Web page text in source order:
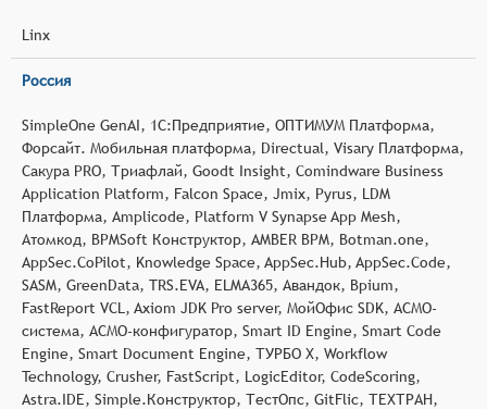
Linx
Россия
SimpleOne GenAI, 1С:Предприятие, ОПТИМУМ Платформа,
Форсайт. Мобильная платформа, Directual, Visary Платформа,
Сакура PRO, Триафлай, Goodt Insight, Comindware Business
Application Platform, Falcon Space, Jmix, Pyrus, LDM
Платформа, Amplicode, Platform V Synapse App Mesh,
Атомкод, BPMSoft Конструктор, AMBER BPM, Botman.one,
AppSec.CoPilot, Knowledge Space, AppSec.Hub, AppSec.Code,
SASM, GreenData, TRS.EVA, ELMA365, Авандок, Bpium,
FastReport VCL, Axiom JDK Pro server, МойОфис SDK, АСМО-
система, АСМО-конфигуратор, Smart ID Engine, Smart Code
Engine, Smart Document Engine, ТУРБО Х, Workflow
Technology, Crusher, FastScript, LogicEditor, CodeScoring,
Astra.IDE, Simple.Конструктор, ТестОпс, GitFlic, ТЕХТРАН,